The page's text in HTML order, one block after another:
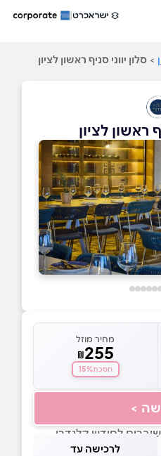
> סלון יווני סניף ראשון לציון
ראשון לציון
מחיר מוזל
₪255
חסכת15%
>
לרכישה עד